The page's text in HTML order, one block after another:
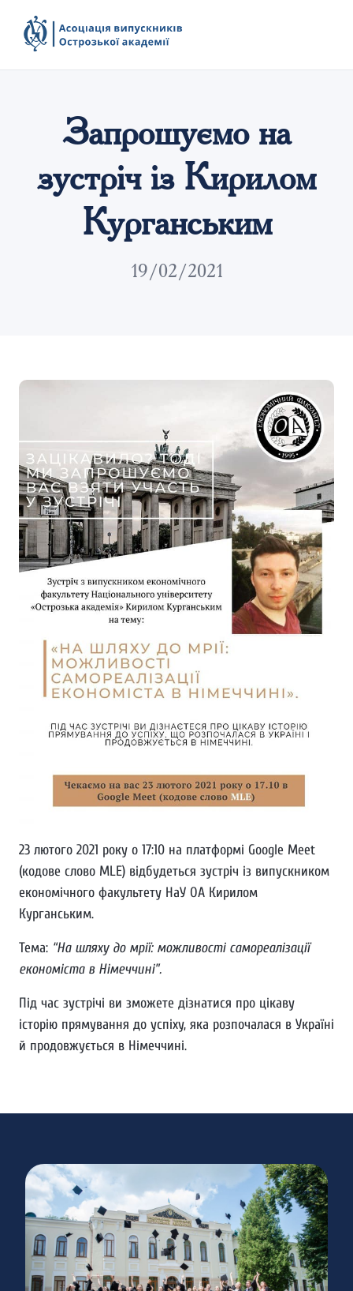
Запрошуємо на
зустріч із Кирилом
Курганським
19/02/2021
23 лютого 2021 року о 17:10 на платформі Google Meet
(кодове слово MLE) відбудеться зустріч із випускником
економічного факультету НаУ ОА Кирилом
Курганським.
Тема: “На шляху до мрії: можливості самореалізації
економіста в Німеччині”.
Під час зустрічі ви зможете дізнатися про цікаву
історію прямування до успіху, яка розпочалася в Україні
й продовжується в Німеччині.